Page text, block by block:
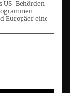
US-Behörden
Europäer eine
für die eine